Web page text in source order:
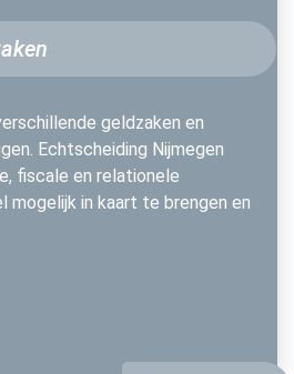
geldzaken en
Echtscheiding Nijmegen
fiscale en relationele
mogelijk in kaart te brengen en